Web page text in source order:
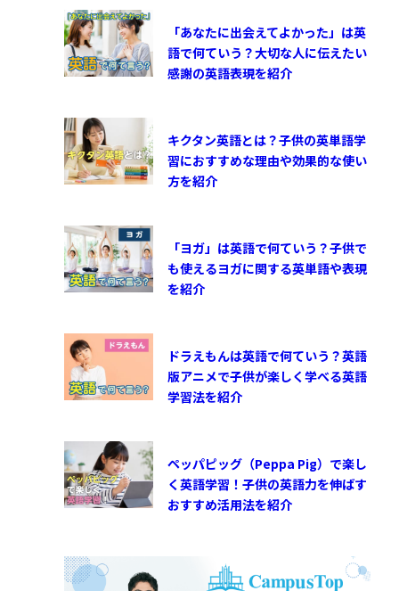
「あなたに出会えてよかった」は英
語で何ていう？大切な人に伝えたい
感謝の英語表現を紹介
キクタン英語とは？子供の英単語学
習におすすめな理由や効果的な使い
方を紹介
「ヨガ」は英語で何ていう？子供で
も使えるヨガに関する英単語や表現
を紹介
ドラえもんは英語で何ていう？英語
版アニメで子供が楽しく学べる英語
学習法を紹介
ペッパピッグ（Peppa Pig）で楽し
く英語学習！子供の英語力を伸ばす
おすすめ活用法を紹介